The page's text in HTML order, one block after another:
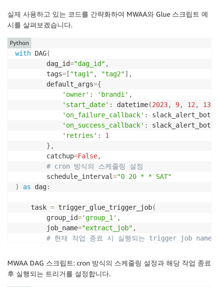
실제 사용하고 있는 코드를 간략화하여 MWAA와 Glue 스크립트 예
시를 살펴보겠습니다.
with DAG(
        dag_id
="dag_id" ,
        tags
= [ "tag1" , "tag2"] ,
        default_args
={
'owner' : 'brandi' ,
'start_date' : datetime(2023, 9, 12 , 13
'on_failure_callback' : slack_alert_bot
'on_success_callback' : slack_alert_bot
'retries' :
1
} ,
        catchup
=False,
# cron 방식의 스케줄링 설정
        schedule_interval
="0 20 * * SAT"
)
as dag:
    task
= trigger_glue_trigger_job(
        group_id
='group_1' ,
        job_name
="extract_job" ,
# 현재 작업 종료 시 실행되는 trigger job name
        script_args
{
'--arg_1'
'1'
'--arg_2'
: '2'
Python
MWAA DAG 스크립트: cron 방식의 스케줄링 설정과 해당 작업 종료
후 실행되는 트리거를 설정합니다.